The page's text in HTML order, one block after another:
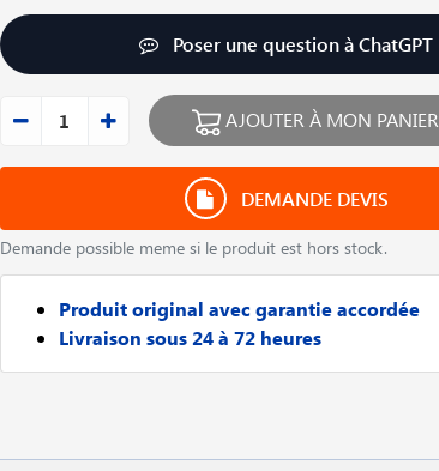
Poser une question à ChatGPT
AJOUTER À MON PANIER
DEMANDE DEVIS
Demande possible meme si le produit est hors stock.
Produit original avec garantie accordée
Livraison sous 24 à 72 heures